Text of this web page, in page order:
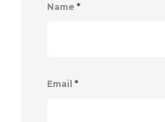
Name *
Email *